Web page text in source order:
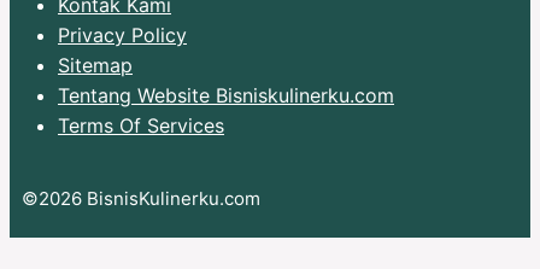
Kontak Kami
Privacy Policy
Sitemap
Tentang Website Bisniskulinerku.com
Terms Of Services
©2026 BisnisKulinerku.com